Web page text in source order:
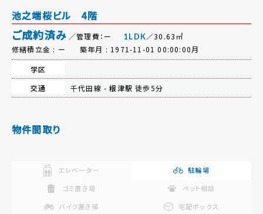
池之端桜ビル 4階
ご成約済み ／管理費：ー 1LDK／30.63㎡
修繕積立金 : ー
築年月 : 1971-11-01 00:00:00月
学区
交通
千代田線 -根津駅 徒歩5分
物件間取り
エレベーター
駐輪場
ゴミ置き場
ペット相談
バイク置き場
宅配ボックス